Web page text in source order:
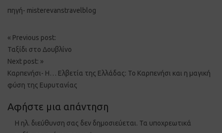
πηγή- misterevanstravelblog
Post
navigation
« Previous post:
Ταξίδι στο Δουβλίνο
Next post: »
Καρπενήσι- Η… Ελβετία της Ελλάδας: Το Καρπενήσι και η μαγική
φύση της Ευρυτανίας
Αφήστε μια απάντηση
Η ηλ. διεύθυνση σας δεν δημοσιεύεται. Τα υποχρεωτικά